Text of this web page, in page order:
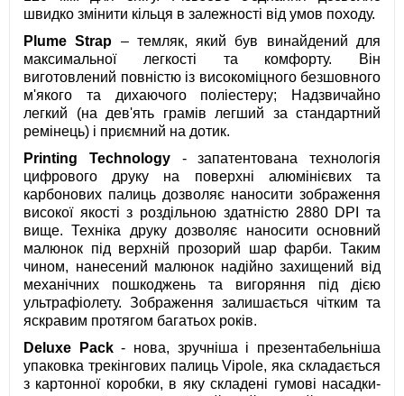
швидко змінити кільця в залежності від умов походу.
Plume Strap – темляк, який був винайдений для
максимальної легкості та комфорту. Він
виготовлений повністю із високоміцного безшовного
м'якого та дихаючого поліестеру; Надзвичайно
легкий (на дев'ять грамів легший за стандартний
ремінець) і приємний на дотик.
Printing Technology- запатентована технологія
цифрового друку на поверхні алюмінієвих та
карбонових палиць дозволяє наносити зображення
високої якості з роздільною здатністю 2880 DPI та
вище. Техніка друку дозволяє наносити основний
малюнок під верхній прозорий шар фарби. Таким
чином, нанесений малюнок надійно захищений від
механічних пошкоджень та вигоряння під дією
ультрафіолету. Зображення залишається чітким та
яскравим протягом багатьох років.
Deluxe Pack- нова, зручніша і презентабельніша
упаковка трекінгових палиць Vipole, яка складається
з картонної коробки, в яку складені гумові насадки-